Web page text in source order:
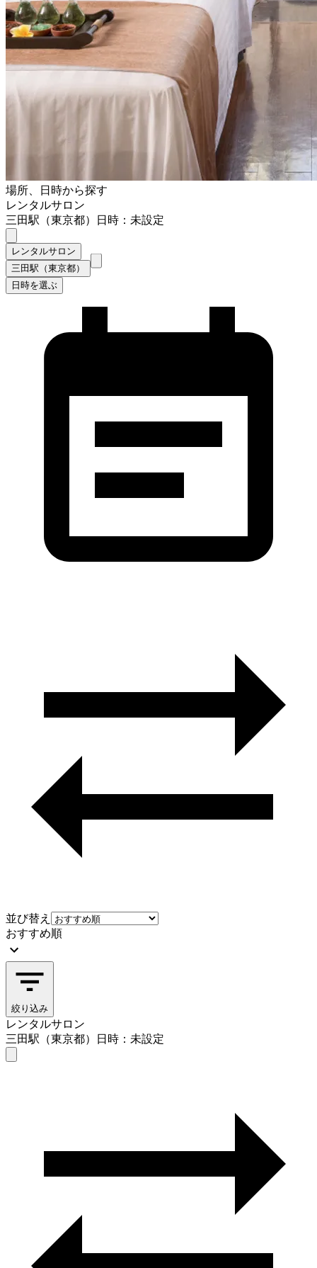
場所、日時から探す
レンタルサロン
三田駅（東京都）
日時：未設定
レンタルサロン
三田駅（東京都）
日時を選ぶ
並び替え
おすすめ順
絞り込み
レンタルサロン
三田駅（東京都）
日時：未設定